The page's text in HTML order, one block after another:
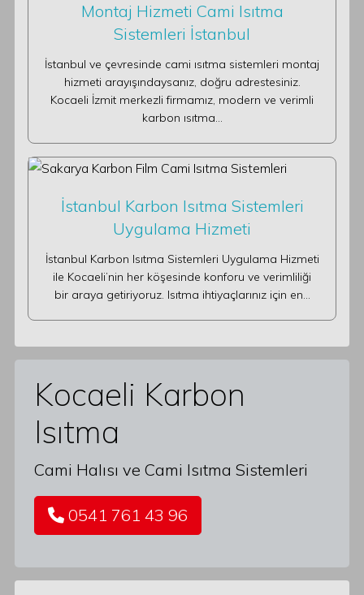
Montaj Hizmeti Cami Isıtma
Sistemleri İstanbul
İstanbul ve çevresinde cami ısıtma sistemleri montaj
hizmeti arayışındaysanız, doğru adrestesiniz.
Kocaeli İzmit merkezli firmamız, modern ve verimli
karbon ısıtma…
İstanbul Karbon Isıtma Sistemleri
Uygulama Hizmeti
İstanbul Karbon Isıtma Sistemleri Uygulama Hizmeti
ile Kocaeli’nin her köşesinde konforu ve verimliliği
bir araya getiriyoruz. Isıtma ihtiyaçlarınız için en…
Kocaeli Karbon
Isıtma
Cami Halısı ve Cami Isıtma Sistemleri
0541 761 43 96